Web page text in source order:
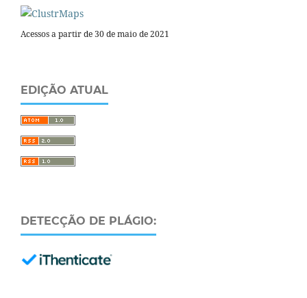
Acessos a partir de 30 de maio de 2021
EDIÇÃO ATUAL
DETECÇÃO DE PLÁGIO: